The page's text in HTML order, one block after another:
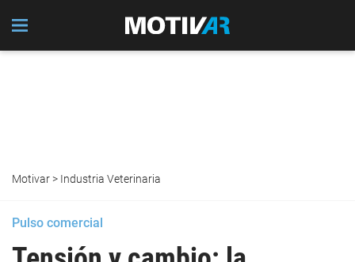
Motivar> Industria Veterinaria
Pulso comercial